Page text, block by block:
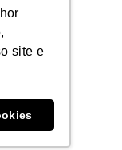
site e